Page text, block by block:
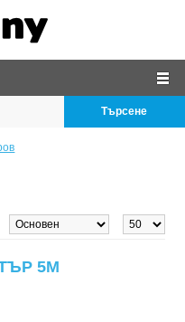
Търсене
5M